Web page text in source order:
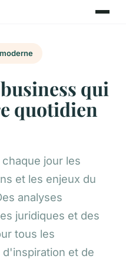
qui
quotidien
jour les
et les enjeux du
analyses
juridiques et des
tous les
et de